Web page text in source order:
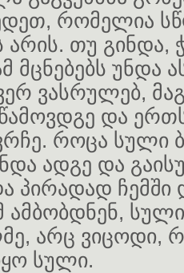
რომელია
არის. თუ გინდა,
მცნებებს უნდა
ვასრულებ,
და
როცა სული
ადგე და
პირადად ჩემში
ამბობდნენ,
არც ვიცოდი,
სული.